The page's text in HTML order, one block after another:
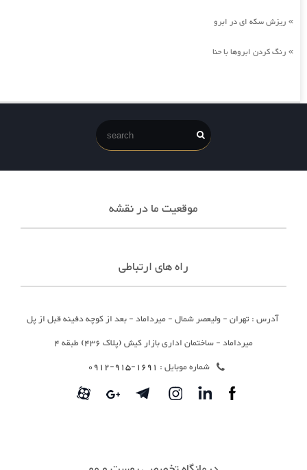
» ریزش سکه ای در ابرو
» رنگ کردن ابروها با حنا
موقعیت ما در نقشه
راه های ارتباطی
آدرس : تهران - ولیعصر شمال - میرداماد - بعد از کوچه دفینه قبل از پل
میرداماد - ساختمان اداری بازار کیش (پلاک 436) طبقه 4
شماره موبایل : 1691-915-0912